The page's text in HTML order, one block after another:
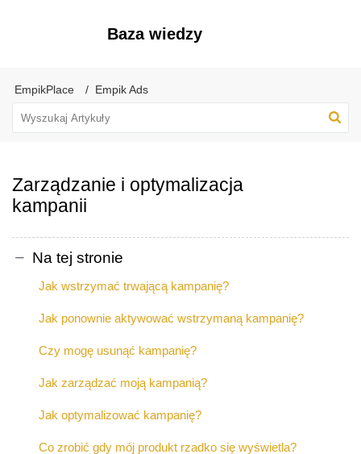
Baza wiedzy
EmpikPlace Empik Ads
Zarządzanie i optymalizacja
kampanii
Na tej stronie
Jak wstrzymać trwającą kampanię?
Jak ponownie aktywować wstrzymaną kampanię?
Czy mogę usunąć kampanię?
Jak zarządzać moją kampanią?
Jak optymalizować kampanię?
Co zrobić gdy mój produkt rzadko się wyświetla?